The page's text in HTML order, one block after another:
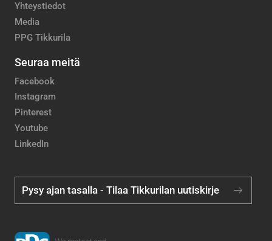
Yhteystiedot
Media
PPG Tikkurila
Seuraa meitä
Facebook
Instagram
Pinterest
Youtube
LinkedIn
Pysy ajan tasalla - Tilaa Tikkurilan uutiskirje